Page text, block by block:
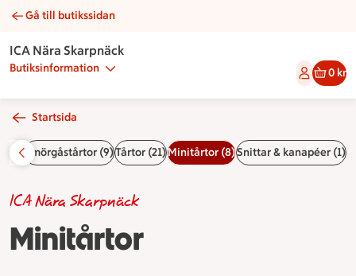
Minitårtor | Catering ICA Nära Skarpnäck
Gå till butikssidan
ICA Nära Skarpnäck
Butiksinformation 0 kr
Startsida
(16) Smörgåstårtor (9)Tårtor (21)Minitårtor (8)Snittar & kanapéer (1)
Minitårtor
ICA Nära Skarpnäck